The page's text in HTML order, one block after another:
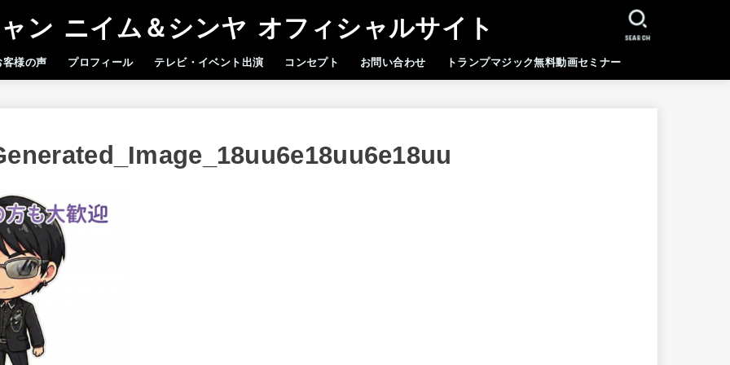
ン ニイム＆シンヤ オフィシャルサイト
客様の声 プロフィール テレビ・イベント出演 コンセプト お問い合わせ トランプマジック無料動画セミナー
SEARCH